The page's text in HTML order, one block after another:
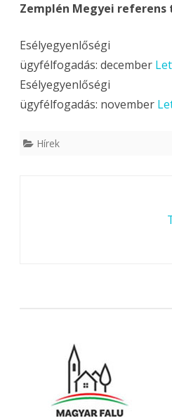
Zemplén Megyei
Esélyegyenlőségi
ügyfélfogadás: december
Esélyegyenlőségi
ügyfélfogadás: november
Hírek